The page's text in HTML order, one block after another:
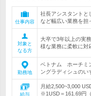
仕事内容
社長アシスタントと
など幅広い業務を担
対象と
なる方
大卒で3年以上の実
様な業務に柔軟に対
勤務地
ベトナム ホーチミ
ングラディシュのい
給与
月給2,500~3,000
※1USD＝161.69円